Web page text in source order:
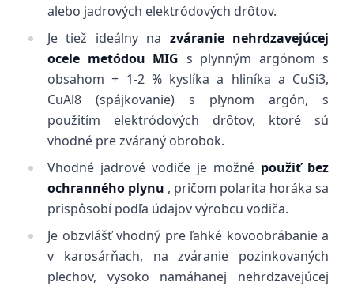
alebo jadrových elektródových drôtov.
Je tiež ideálny na zváranie nehrdzavejúcej
ocele metódou MIG s plynným argónom s
obsahom + 1-2 % kyslíka a hliníka a CuSi3,
CuAl8 (spájkovanie) s plynom argón, s
použitím elektródových drôtov, ktoré sú
vhodné pre zváraný obrobok.
Vhodné jadrové vodiče je možné použiť bez
ochranného plynu , pričom polarita horáka sa
prispôsobí podľa údajov výrobcu vodiča.
Je obzvlášť vhodný pre ľahké kovoobrábanie a
v karosárňach, na zváranie pozinkovaných
plechov, vysoko namáhanej nehrdzavejúcej